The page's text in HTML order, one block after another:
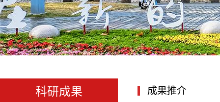
科研成果 成果推介